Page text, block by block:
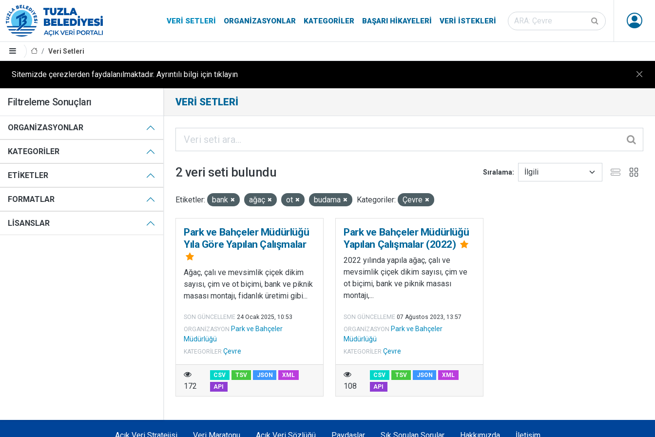
VERI SETLERI ORGANIZASYONLAR KATEGORILER BAŞARI HIKAYELERI VERI İSTEKLERI
Veri Setleri
Sitemizde çerezlerden faydalanılmaktadır. Ayrıntılı bilgi için tıklayın
Filtreleme Sonuçları
ORGANIZASYONLAR
KATEGORILER
ETIKETLER
FORMATLAR
LISANSLAR
VERI SETLERI
2 veri seti bulundu Sıralama
Etiketler: bank ağaç ot budama Kategoriler: Çevre
Park ve Bahçeler Müdürlüğü
Yıla Göre Yapılan Çalışmalar
Ağaç, çalı ve mevsimlik çiçek dikim
sayısı, çim ve ot biçimi, bank ve piknik
masası montajı, fidanlık üretimi gibi...
SON GÜNCELLEME 24 Ocak 2025, 10:53
ORGANIZASYON Park ve Bahçeler
Müdürlüğü
KATEGORILER Çevre
172
CSV TSV JSON
XML
API
Park ve Bahçeler Müdürlüğü
Yapılan Çalışmalar (2022)
2022 yılında yapıla ağaç, çalı ve
mevsimlik çiçek dikim sayısı, çim ve
ot biçimi, bank ve piknik masası
montajı,...
SON GÜNCELLEME 07 Ağustos 2023, 13:57
ORGANIZASYON Park ve Bahçeler
Müdürlüğü
KATEGORILER Çevre
108
CSV TSV JSON
XML
API